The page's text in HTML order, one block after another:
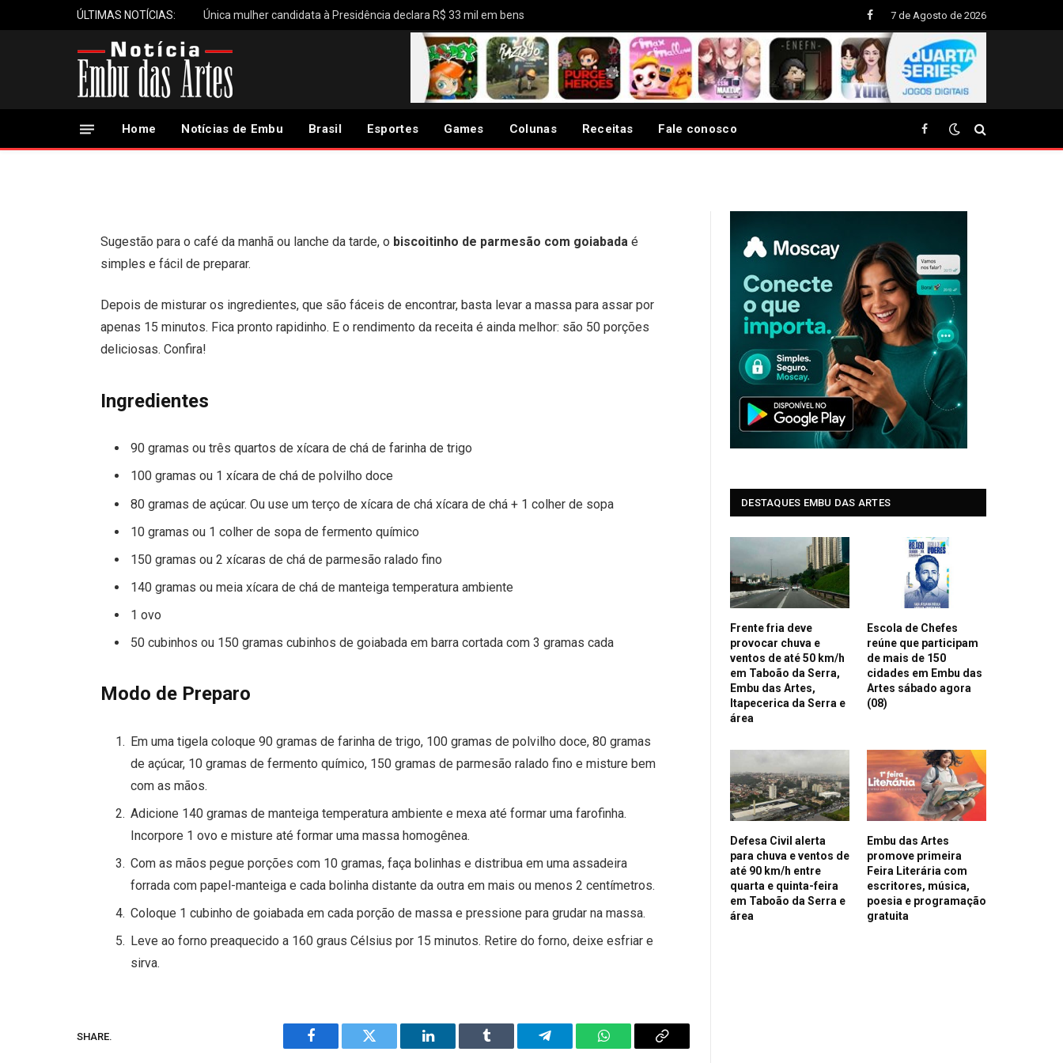
ÚLTIMAS NOTÍCIAS: Única mulher candidata à Presidência declara R$ 33 mil em bens
Facebook
7 de Agosto de 2026
Home Notícias de Embu Brasil Esportes Games Colunas Receitas Fale conosco Facebook
Receita: Biscoitinho de queijo parmesão com
goiabada
14 de Junho, 2024
Sugestão para o café da manhã ou lanche da tarde, o biscoitinho de parmesão com goiabada é
simples e fácil de preparar.
Depois de misturar os ingredientes, que são fáceis de encontrar, basta levar a massa para assar por
apenas 15 minutos. Fica pronto rapidinho. E o rendimento da receita é ainda melhor: são 50 porções
deliciosas. Confira!
Ingredientes
90 gramas ou três quartos de xícara de chá de farinha de trigo
100 gramas ou 1 xícara de chá de polvilho doce
80 gramas de açúcar. Ou use um terço de xícara de chá xícara de chá + 1 colher de sopa
10 gramas ou 1 colher de sopa de fermento químico
150 gramas ou 2 xícaras de chá de parmesão ralado fino
140 gramas ou meia xícara de chá de manteiga temperatura ambiente
1 ovo
50 cubinhos ou 150 gramas cubinhos de goiabada em barra cortada com 3 gramas cada
Modo de Preparo
Em uma tigela coloque 90 gramas de farinha de trigo, 100 gramas de polvilho doce, 80 gramas
de açúcar, 10 gramas de fermento químico, 150 gramas de parmesão ralado fino e misture bem
com as mãos.
Adicione 140 gramas de manteiga temperatura ambiente e mexa até formar uma farofinha.
Incorpore 1 ovo e misture até formar uma massa homogênea.
Com as mãos pegue porções com 10 gramas, faça bolinhas e distribua em uma assadeira
forrada com papel-manteiga e cada bolinha distante da outra em mais ou menos 2 centímetros.
Coloque 1 cubinho de goiabada em cada porção de massa e pressione para grudar na massa.
Leve ao forno preaquecido a 160 graus Célsius por 15 minutos. Retire do forno, deixe esfriar e
sirva.
SHARE.
Facebook Twitter LinkedIn Tumblr Telegram WhatsAppCopy
DESTAQUES EMBU DAS ARTES
Frente fria deve
provocar chuva e
ventos de até 50 km/h
em Taboão da Serra,
Embu das Artes,
Itapecerica da Serra e
área
Escola de Chefes
reúne que participam
de mais de 150
cidades em Embu das
Artes sábado agora
(08)
Defesa Civil alerta
para chuva e ventos de
até 90 km/h entre
quarta e quinta-feira
em Taboão da Serra e
área
Embu das Artes
promove primeira
Feira Literária com
escritores, música,
poesia e programação
gratuita